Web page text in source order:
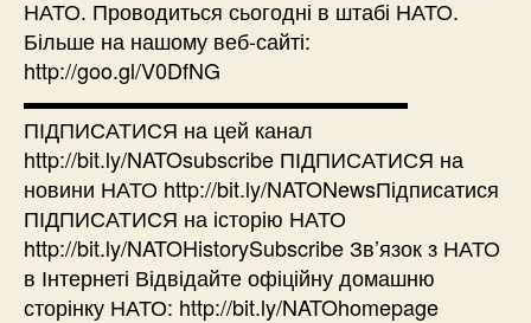
НАТО. Проводиться сьогодні в штабі НАТО.
Більше на нашому веб-сайті:
http://goo.gl/V0DfNG
▬▬▬▬▬▬▬▬▬▬▬▬▬▬▬▬▬▬
ПІДПИСАТИСЯ на цей канал
http://bit.ly/NATOsubscribe ПІДПИСАТИСЯ на
новини НАТО http://bit.ly/NATONewsПідписатися
ПІДПИСАТИСЯ на історію НАТО
http://bit.ly/NATOHistorySubscribe Зв’язок з НАТО
в Інтернеті Відвідайте офіційну домашню
сторінку НАТО: http://bit.ly/NATOhomepage